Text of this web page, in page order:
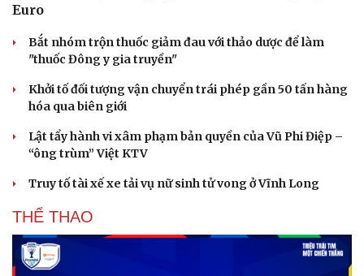
Euro
Bắt nhóm trộn thuốc giảm đau với thảo dược để làm
"thuốc Đông y gia truyền"
Khởi tố đối tượng vận chuyển trái phép gần 50 tấn hàng
hóa qua biên giới
Lật tẩy hành vi xâm phạm bản quyền của Vũ Phi Điệp –
“ông trùm” Việt KTV
Truy tố tài xế xe tải vụ nữ sinh tử vong ở Vĩnh Long
THỂ THAO